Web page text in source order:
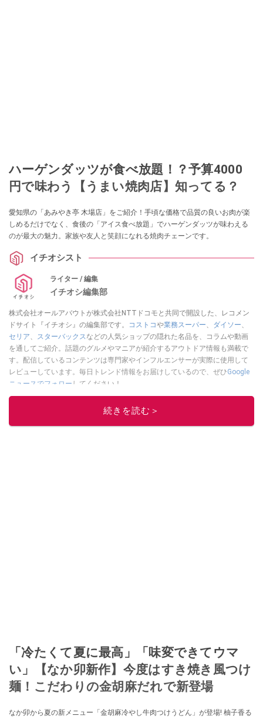
ハーゲンダッツが食べ放題！？予算4000
円で味わう【うまい焼肉店】知ってる？
愛知県の「あみやき亭 木場店」をご紹介！手頃な価格で品質の良いお肉が楽
しめるだけでなく、食後の「アイス食べ放題」でハーゲンダッツが味わえる
のが最大の魅力。家族や友人と笑顔になれる焼肉チェーンです。
イチオシスト
ライター / 編集
イチオシ編集部
株式会社オールアバウトが株式会社NTTドコモと共同で開設した、レコメン
ドサイト『イチオシ』の編集部です。
コストコや業務スーパー、 ダイソー、
セリア、 スターバックスなどの人気ショップの隠れた名品を、コラムや動画
を通してご紹介。話題のグルメやマニアが紹介するアウトドア情報も満載で
す。配信しているコンテンツは専門家やインフルエンサーが実際に使用して
レビューしています。毎日トレンド情報をお届けしているので、ぜひGoogle
ニュースでフォロー してください！
続きを読む＞
「冷たくて夏に最高」「味変できてウマ
い」【なか卯新作】今度はすき焼き風つけ
麺！こだわりの金胡麻だれで新登場
なか卯から夏の新メニュー「金胡麻冷やし牛肉つけうどん」が登場! 柚子香る